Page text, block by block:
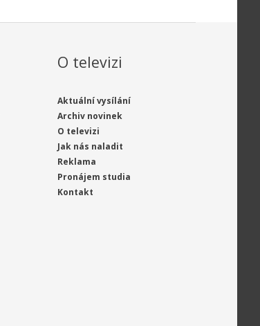
O televizi
Aktuální vysílání
Archiv novinek
O televizi
Jak nás naladit
Reklama
Pronájem studia
Kontakt